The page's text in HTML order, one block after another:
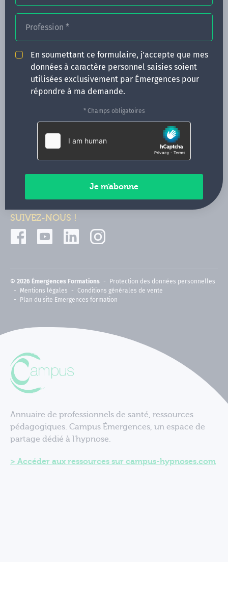
Profession *
En soumettant ce formulaire, j'accepte que mes
données à caractère personnel saisies soient
utilisées exclusivement par Émergences pour
répondre à ma demande.
* Champs obligatoires
CONGRÈS
ACTUALITÉS
INFOS PRATIQUES
Qui sommes-nous ?
CONTACT
35000 Rennes
02 99 05 25 47
Contactez-nous
Paiements sécurisés
SUIVEZ-NOUS !
© 2026 Émergences Formations
Protection des données personnelles
Mentions légales
Conditions générales de vente
Plan du site Emergences formation
Annuaire de professionnels de santé, ressources
pédagogiques. Campus Émergences, un espace de
partage dédié à l'hypnose.
Accéder aux ressources sur campus-hypnoses.com